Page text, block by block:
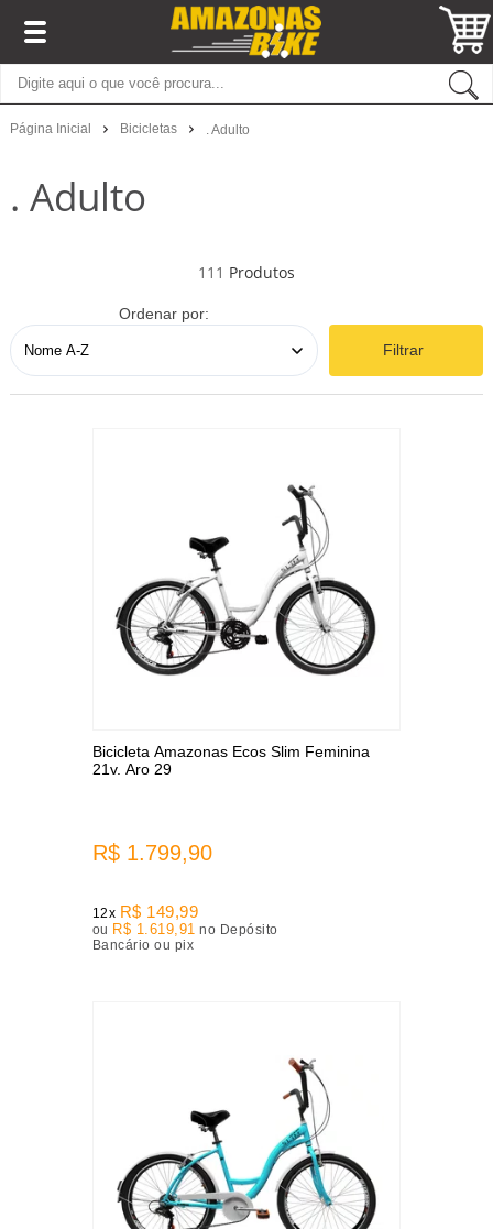
Página Inicial Bicicletas . Adulto
. Adulto
111
Ordenar por:
Filtrar
Bicicleta Amazonas Ecos Slim Feminina
21v. Aro 29
R$ 1.799,90
12x R$ 149,99
ou R$ 1.619,91 no Depósito
Bancário ou pix